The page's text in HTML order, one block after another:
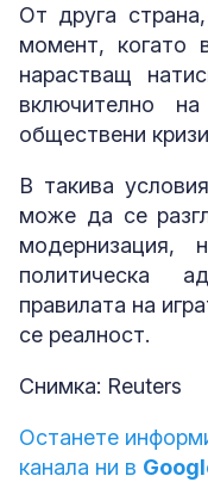
От друга
момент, когато
нарастващ
включително
обществени
В такива
може да се
политическа
правилата на
се реалност.
Снимка: Reuters
Останете
канала ни в